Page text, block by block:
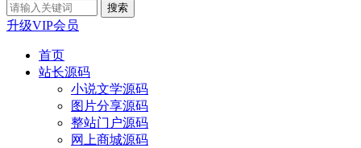
升级VIP会员
首页
站长源码
小说文学源码
图片分享源码
整站门户源码
网上商城源码